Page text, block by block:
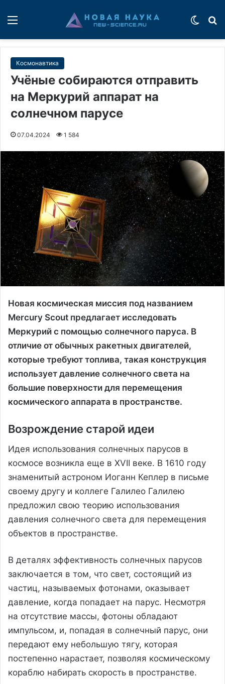
Космонавтика
Учёные собираются отправить
на Меркурий аппарат на
солнечном парусе
07.04.2024 1 584
Новая космическая миссия под названием
Mercury Scout предлагает исследовать
Меркурий с помощью солнечного паруса. В
отличие от обычных ракетных двигателей,
которые требуют топлива, такая конструкция
использует давление солнечного света на
большие поверхности для перемещения
космического аппарата в пространстве.
Возрождение старой идеи
Идея использования солнечных парусов в
космосе возникла еще в XVII веке. В 1610 году
знаменитый астроном Иоганн Кеплер в письме
своему другу и коллеге Галилео Галилею
предложил свою теорию использования
давления солнечного света для перемещения
объектов в пространстве.
В деталях эффективность солнечных парусов
заключается в том, что свет, состоящий из
частиц, называемых фотонами, оказывает
давление, когда попадает на парус. Несмотря
на отсутствие массы, фотоны обладают
импульсом, и, попадая в солнечный парус, они
передают ему небольшую тягу, которая
постепенно нарастает, позволяя космическому
кораблю набирать скорость в пространстве.